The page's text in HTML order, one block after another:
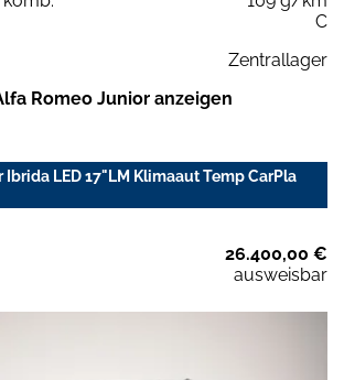
C
Zentrallager
Romeo Junior anzeigen
Ibrida LED 17"LM Klimaaut Temp CarPla
26.400,00 €
ausweisbar